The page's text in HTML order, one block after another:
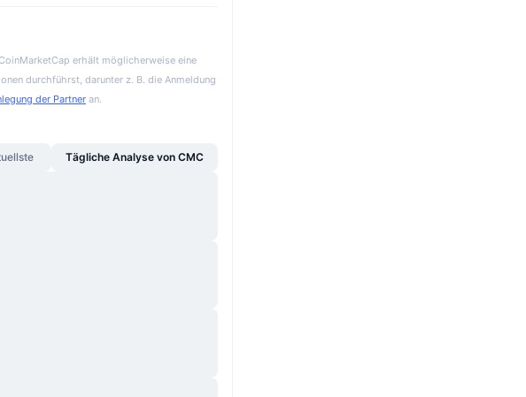
erhält möglicherweise eine
durchführst, darunter z. B. die Anmeldung
der Partner an.
Tägliche Analyse von CMC